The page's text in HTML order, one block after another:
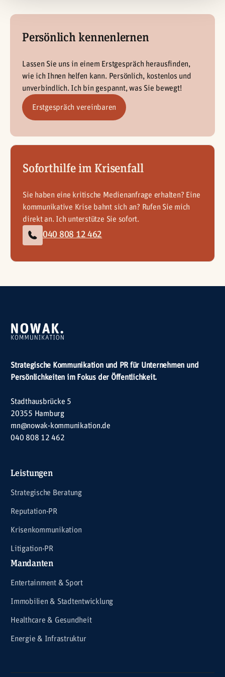
Persönlich kennenlernen
Lassen Sie uns in einem Erstgespräch herausfinden,
wie ich Ihnen helfen kann. Persönlich, kostenlos und
unverbindlich. Ich bin gespannt, was Sie bewegt!
Erstgespräch vereinbaren
Soforthilfe im Krisenfall
Sie haben eine kritische Medienanfrage erhalten? Eine
kommunikative Krise bahnt sich an? Rufen Sie mich
direkt an. Ich unterstütze Sie sofort.
040 808 12 462
Strategische Kommunikation und PR für Unternehmen und
Persönlichkeiten im Fokus der Öffentlichkeit.
Stadthausbrücke 5
20355 Hamburg
mn@nowak-kommunikation.de
040 808 12 462
Leistungen
Strategische Beratung
Reputation-PR
Krisenkommunikation
Litigation-PR
Mandanten
Entertainment & Sport
Immobilien & Stadtentwicklung
Healthcare & Gesundheit
Energie & Infrastruktur